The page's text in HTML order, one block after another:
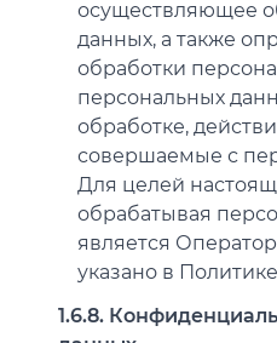
осуществляющее
данных, а также
обработки
персональных
обработке,
совершаемые с
Для целей
обрабатывая
является
указано в
1.6.8.